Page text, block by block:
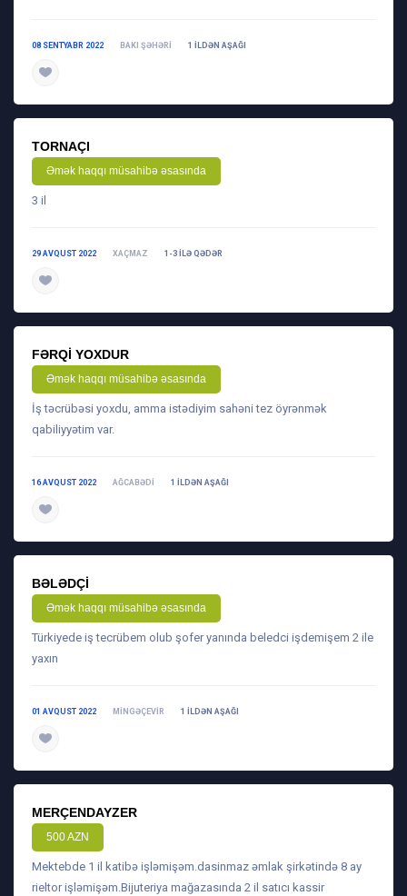
08 SENTYABR 2022 BAKI ŞƏHƏRI 1 ILDƏN AŞAĞI
TORNAÇI
Əmək haqqı müsahibə əsasında
3 il
29 AVQUST 2022 XAÇMAZ 1-3 ILƏ QƏDƏR
FƏRQI YOXDUR
Əmək haqqı müsahibə əsasında
İş təcrübəsi yoxdu, amma istədiyim sahəni tez öyrənmək
qabiliyyətim var.
16 AVQUST 2022 AĞCABƏDI 1 ILDƏN AŞAĞI
BƏLƏDÇI
Əmək haqqı müsahibə əsasında
Türkiyede iş tecrübem olub şofer yanında beledci işdemişem 2 ile
yaxın
01 AVQUST 2022 MINGƏÇEVIR 1 ILDƏN AŞAĞI
MERÇENDAYZER
500 AZN
Mektebde 1 il katibə işləmişəm.dasinmaz əmlak şirkətində 8 ay
rieltor işləmişəm.Bijuteriya mağazasında 2 il satıcı kassir